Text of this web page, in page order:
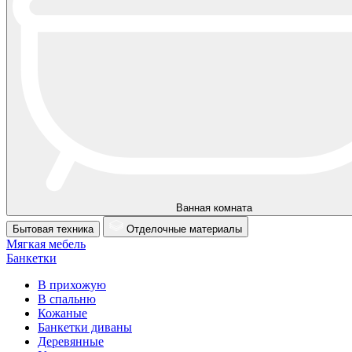
Ванная комната
Бытовая техника
Отделочные материалы
Мягкая мебель
Банкетки
В прихожую
В спальню
Кожаные
Банкетки диваны
Деревянные